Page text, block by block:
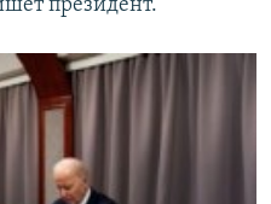
президент.